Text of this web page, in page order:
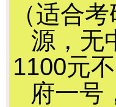
（适合
源，无
1100元
府一号